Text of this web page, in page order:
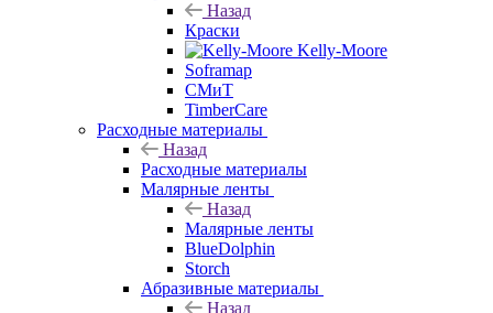
Назад
Краски
Kelly-Moore
Soframap
СМиТ
TimberCare
Расходные материалы
Назад
Расходные материалы
Малярные ленты
Назад
Малярные ленты
BlueDolphin
Storch
Абразивные материалы
Назад